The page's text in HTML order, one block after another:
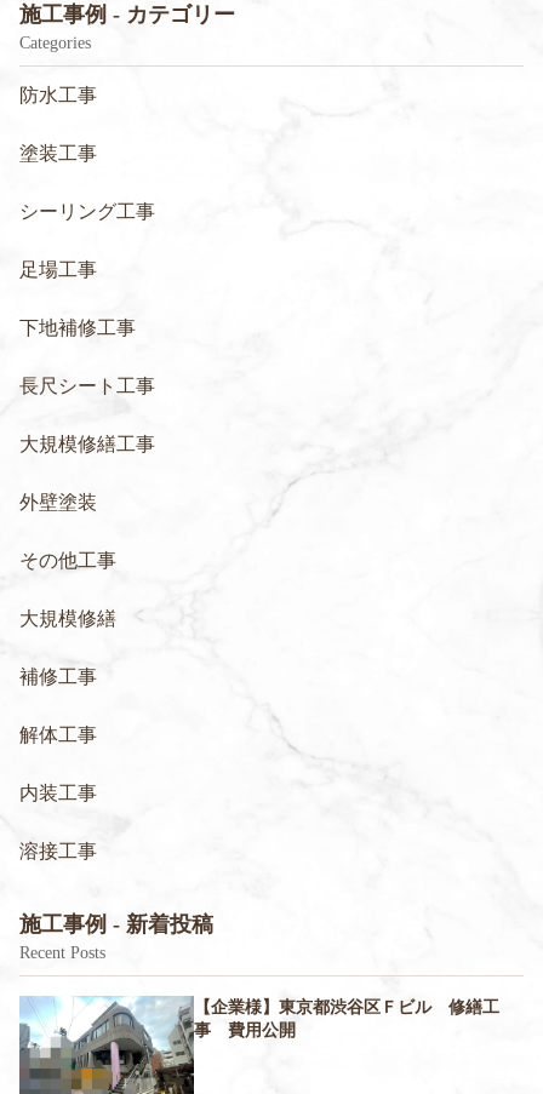
施工事例 - カテゴリー
Categories
防水工事
塗装工事
シーリング工事
足場工事
下地補修工事
長尺シート工事
大規模修繕工事
外壁塗装
その他工事
大規模修繕
補修工事
解体工事
内装工事
溶接工事
施工事例 - 新着投稿
Recent Posts
【企業様】東京都渋谷区Ｆビル 修繕工
事 費用公開